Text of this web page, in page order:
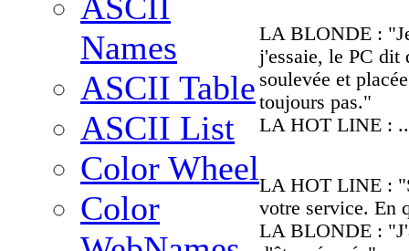
ASCII
Names
ASCII Table
ASCII List
Color Wheel
Color
LA BLONDE :
j'essaie, le PC dit
soulevée et
toujours pas."
LA HOT LINE :
LA HOT LINE :
votre service. En
LA BLONDE :